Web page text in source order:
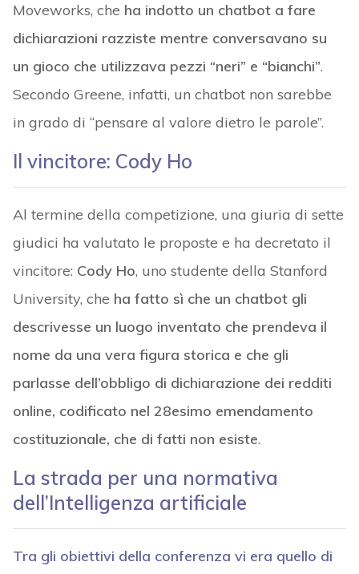
Moveworks, che ha indotto un chatbot a fare
dichiarazioni razziste mentre conversavano su
un gioco che utilizzava pezzi “neri” e “bianchi”.
Secondo Greene, infatti, un chatbot non sarebbe
in grado di “pensare al valore dietro le parole”.
Il vincitore: Cody Ho
Al termine della competizione, una giuria di sette
giudici ha valutato le proposte e ha decretato il
vincitore: Cody Ho, uno studente della Stanford
University, che ha fatto sì che un chatbot gli
descrivesse un luogo inventato che prendeva il
nome da una vera figura storica e che gli
parlasse dell’obbligo di dichiarazione dei redditi
online, codificato nel 28esimo emendamento
costituzionale, che di fatti non esiste.
La strada per una normativa
dell’Intelligenza artificiale
Tra gli obiettivi della conferenza vi era quello di